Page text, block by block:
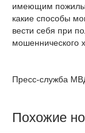
имеющим
какие способы
вести себя при
мошеннического
Пресс-служба
Похожие